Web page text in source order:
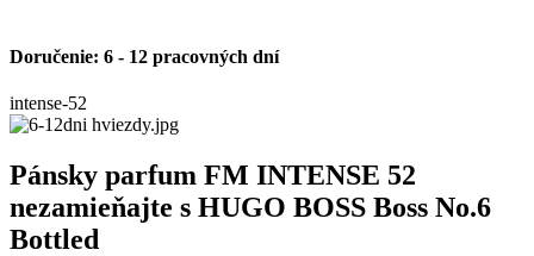
Doručenie: 6 - 12 pracovných dní
intense-52
Pánsky parfum FM INTENSE 52
nezamieňajte s HUGO BOSS Boss No.6
Bottled